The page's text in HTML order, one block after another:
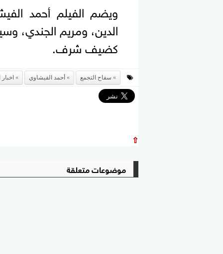
ويضم الفيلم أحمد
الدين، ومريم الجندي،
كضيف شرف.
سفاح التجمع أحمد الفيشاوي
⇧
موضوعات متعلقة